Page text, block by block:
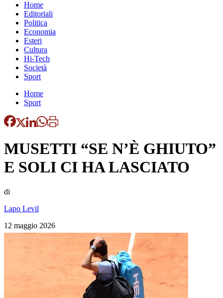
Home
Editoriali
Politica
Economia
Esteri
Cultura
Hi-Tech
Società
Sport
Home
Sport
MUSETTI “SE N’È GHIUTO”
E SOLI CI HA LASCIATO
di
Lapo Levil
12 maggio 2026